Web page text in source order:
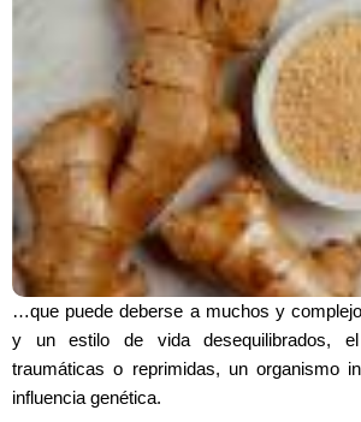
…que puede deberse a muchos y
y un estilo de vida desequilibrados, el
traumáticas o reprimidas, un organismo
influencia genética.